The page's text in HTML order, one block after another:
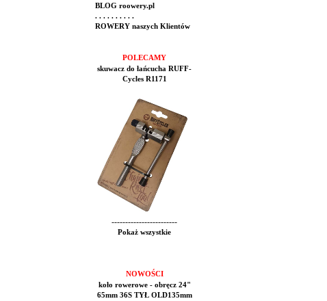
BLOG roowery.pl
. . . . . . . . . .
ROWERY naszych Klientów
POLECAMY
skuwacz do łańcucha RUFF-
Cycles R1171
------------------------
Pokaż wszystkie
NOWOŚCI
koło rowerowe - obręcz 24"
65mm 36S TYŁ OLD135mm